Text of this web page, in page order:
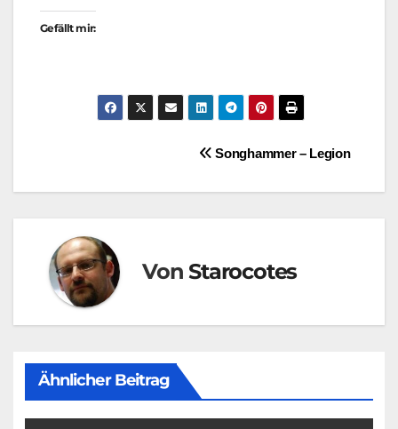
Gefällt mir:
Beitragsnavigation
Songhammer – Legion
VonStarocotes
Ähnlicher Beitrag